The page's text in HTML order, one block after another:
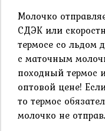
Молочко
СДЭК или
термосе со льдом
с маточным
походный термос
оптовой цене!
то термос
молочко не